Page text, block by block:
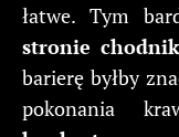
łatwe. Tym
stronie
barierę byłby
pokonania